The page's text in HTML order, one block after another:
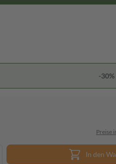
-30%
Preise
In den